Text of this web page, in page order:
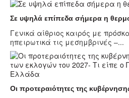
Σε υψηλά επίπεδα σήμερα η
Γενικά αίθριος καιρός με
ηπειρωτικά τις μεσημβρινές –...
Ελλάδα
Οι προτεραιότητες της